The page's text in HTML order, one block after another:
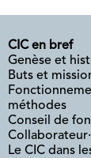
CIC en bref
Genèse et
Buts et
méthodes
Conseil de
Le CIC dans